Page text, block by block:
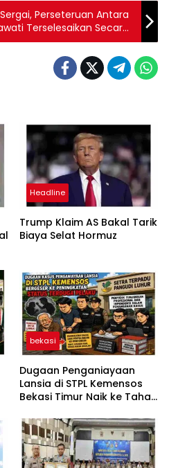
Perseteruan Antara
Terselesaikan Secara
DAMAI
Headline
Trump Klaim AS Bakal Tarik
Biaya Selat Hormuz
bekasi
Dugaan Penganiayaan
Lansia di STPL Kemensos
Bekasi Timur Naik ke Tahap
Minta Proses Transparan
dan Bebas Intervensi